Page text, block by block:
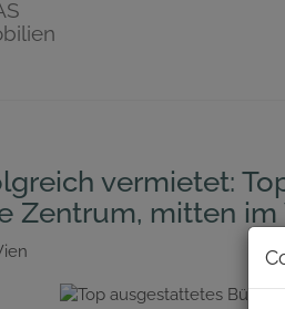
vermietet:
Zentrum, mitten im